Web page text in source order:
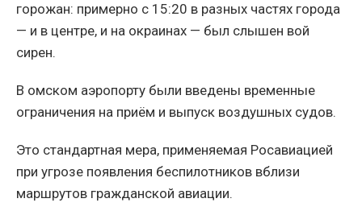
горожан: примерно с 15:20 в разных частях города
— и в центре, и на окраинах — был слышен вой
сирен.
В омском аэропорту были введены временные
ограничения на приём и выпуск воздушных судов.
Это стандартная мера, применяемая Росавиацией
при угрозе появления беспилотников вблизи
маршрутов гражданской авиации.